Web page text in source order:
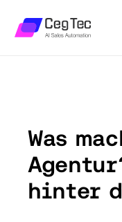
Was
hinter